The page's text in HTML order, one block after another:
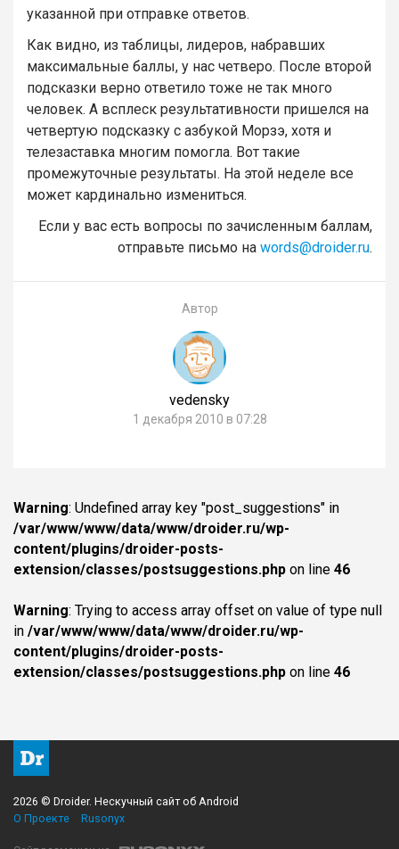
указанной при отправке ответов.
Как видно, из таблицы, лидеров, набравших
максимальные баллы, у нас четверо. После второй
подсказки верно ответило тоже не так много
человек. А всплеск результативности пришелся на
четвертую подсказку с азбукой Морзэ, хотя и
телезаставка многим помогла. Вот такие
промежуточные результаты. На этой неделе все
может кардинально измениться.
Если у вас есть вопросы по зачисленным баллам,
отправьте письмо на words@droider.ru.
Автор
vedensky
1 декабря 2010 в 07:28
Warning: Undefined array key "post_suggestions" in
/var/www/www/data/www/droider.ru/wp-
content/plugins/droider-posts-
extension/classes/postsuggestions.php on line 46
Warning: Trying to access array offset on value of type null
in /var/www/www/data/www/droider.ru/wp-
content/plugins/droider-posts-
extension/classes/postsuggestions.php on line 46
2026 © Droider. Нескучный сайт об Android
О Проекте
Rusonyx